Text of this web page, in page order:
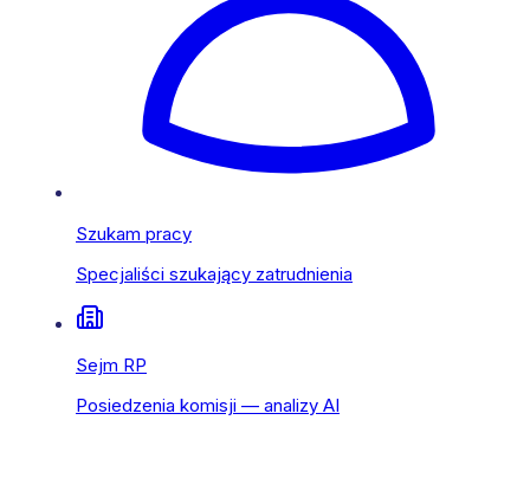
Szukam pracy
Specjaliści szukający zatrudnienia
Sejm RP
Posiedzenia komisji — analizy AI